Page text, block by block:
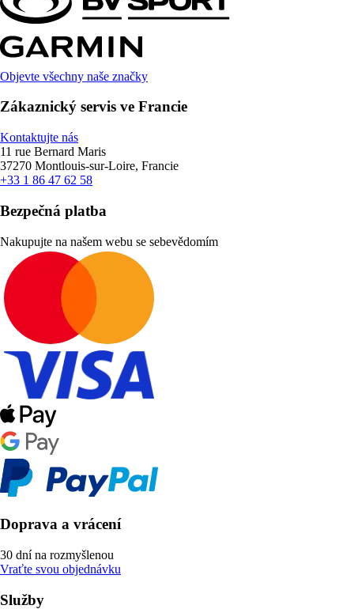
Objevte všechny naše značky
Zákaznický servis ve Francie
Kontaktujte nás
11 rue Bernard Maris
37270 Montlouis-sur-Loire, Francie
+33 1 86 47 62 58
Bezpečná platba
Nakupujte na našem webu se sebevědomím
Doprava a vrácení
30 dní na rozmyšlenou
Vraťte svou objednávku
Služby